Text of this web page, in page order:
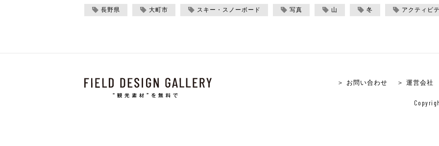
長野県 大町市 スキー・スノーボード 写真 山 冬 アクティビ
＞ お問い合わせ ＞ 運営会社